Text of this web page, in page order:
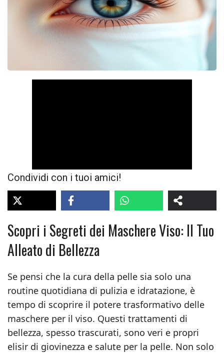
Condividi con i tuoi amici!
Scopri i Segreti dei Maschere Viso: Il Tuo
Alleato di Bellezza
Se pensi che la cura della pelle sia solo una
routine quotidiana di pulizia e idratazione, è
tempo di scoprire il potere trasformativo delle
maschere per il viso. Questi trattamenti di
bellezza, spesso trascurati, sono veri e propri
elisir di giovinezza e salute per la pelle. Non solo